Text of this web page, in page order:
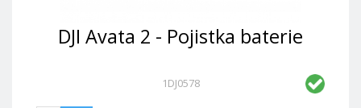
DJI Avata 2 - Pojistka baterie
1DJ0578